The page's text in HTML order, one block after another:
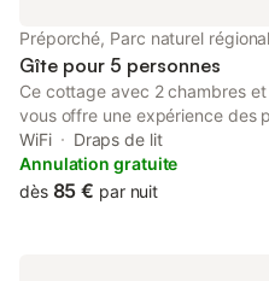
Préporché, Parc naturel
Gîte pour 5 personnes
Ce cottage avec 2 chambres
vous offre une expérience des
de la nature et du grand air
de marche des attractions
Morvan et Morvan. Profitez
WiFi
Draps de lit
Annulation gratuite
dès 85 € par nuit